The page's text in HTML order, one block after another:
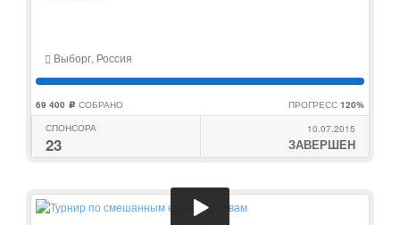
Выборг, Россия
69 400 c СОБРАНО ПРОГРЕСС 120%
СПОНСОРА
23
10.07.2015
ЗАВЕРШЕН